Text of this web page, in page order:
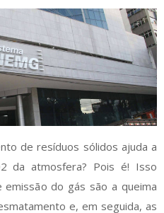
de resíduos sólidos ajuda a
da atmosfera? Pois é! Isso
do gás são a queima
e, em seguida, as